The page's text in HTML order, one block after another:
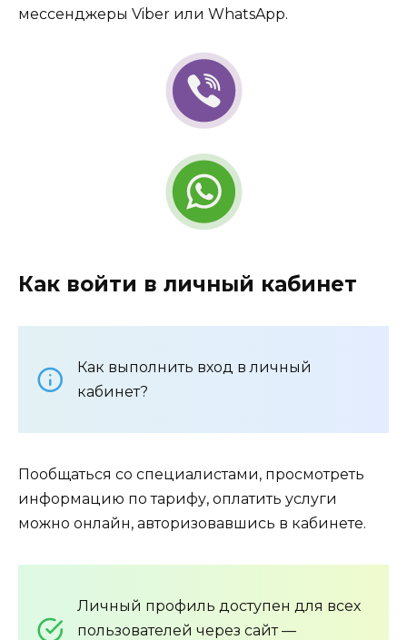
мессенджеры Viber или WhatsApp.
Как войти в личный кабинет
Как выполнить вход в личный
кабинет?
Пообщаться со специалистами, просмотреть
информацию по тарифу, оплатить услуги
можно онлайн, авторизовавшись в кабинете.
Личный профиль доступен для всех
пользователей через сайт —